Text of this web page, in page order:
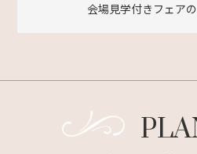
会場見学付きフェア